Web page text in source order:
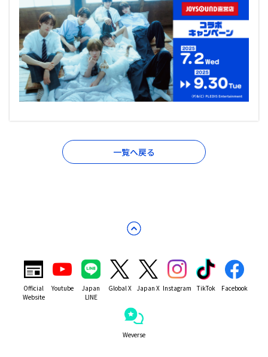
一覧へ戻る
Official
Website
Youtube
Japan
LINE
Global X Japan X Instagram TikTok Facebook
Weverse